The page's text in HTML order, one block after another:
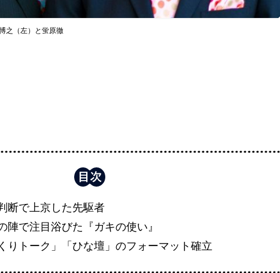
之（左）と蛍原徹
断で上京した先駆者
陣で注目浴びた『ガキの使い』
くりトーク」「ひな壇」のフォーマット確立